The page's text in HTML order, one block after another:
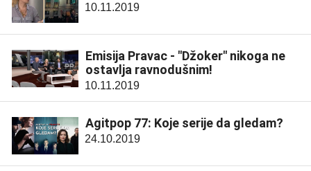
10.11.2019
Emisija Pravac - "Džoker" nikoga ne
ostavlja ravnodušnim!
10.11.2019
Agitpop 77: Koje serije da gledam?
24.10.2019